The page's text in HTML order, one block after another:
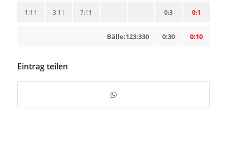
0:1
0:3
–
–
7:11
3:11
1:11
0:10
0:30
Bälle:123:330
Eintrag teilen